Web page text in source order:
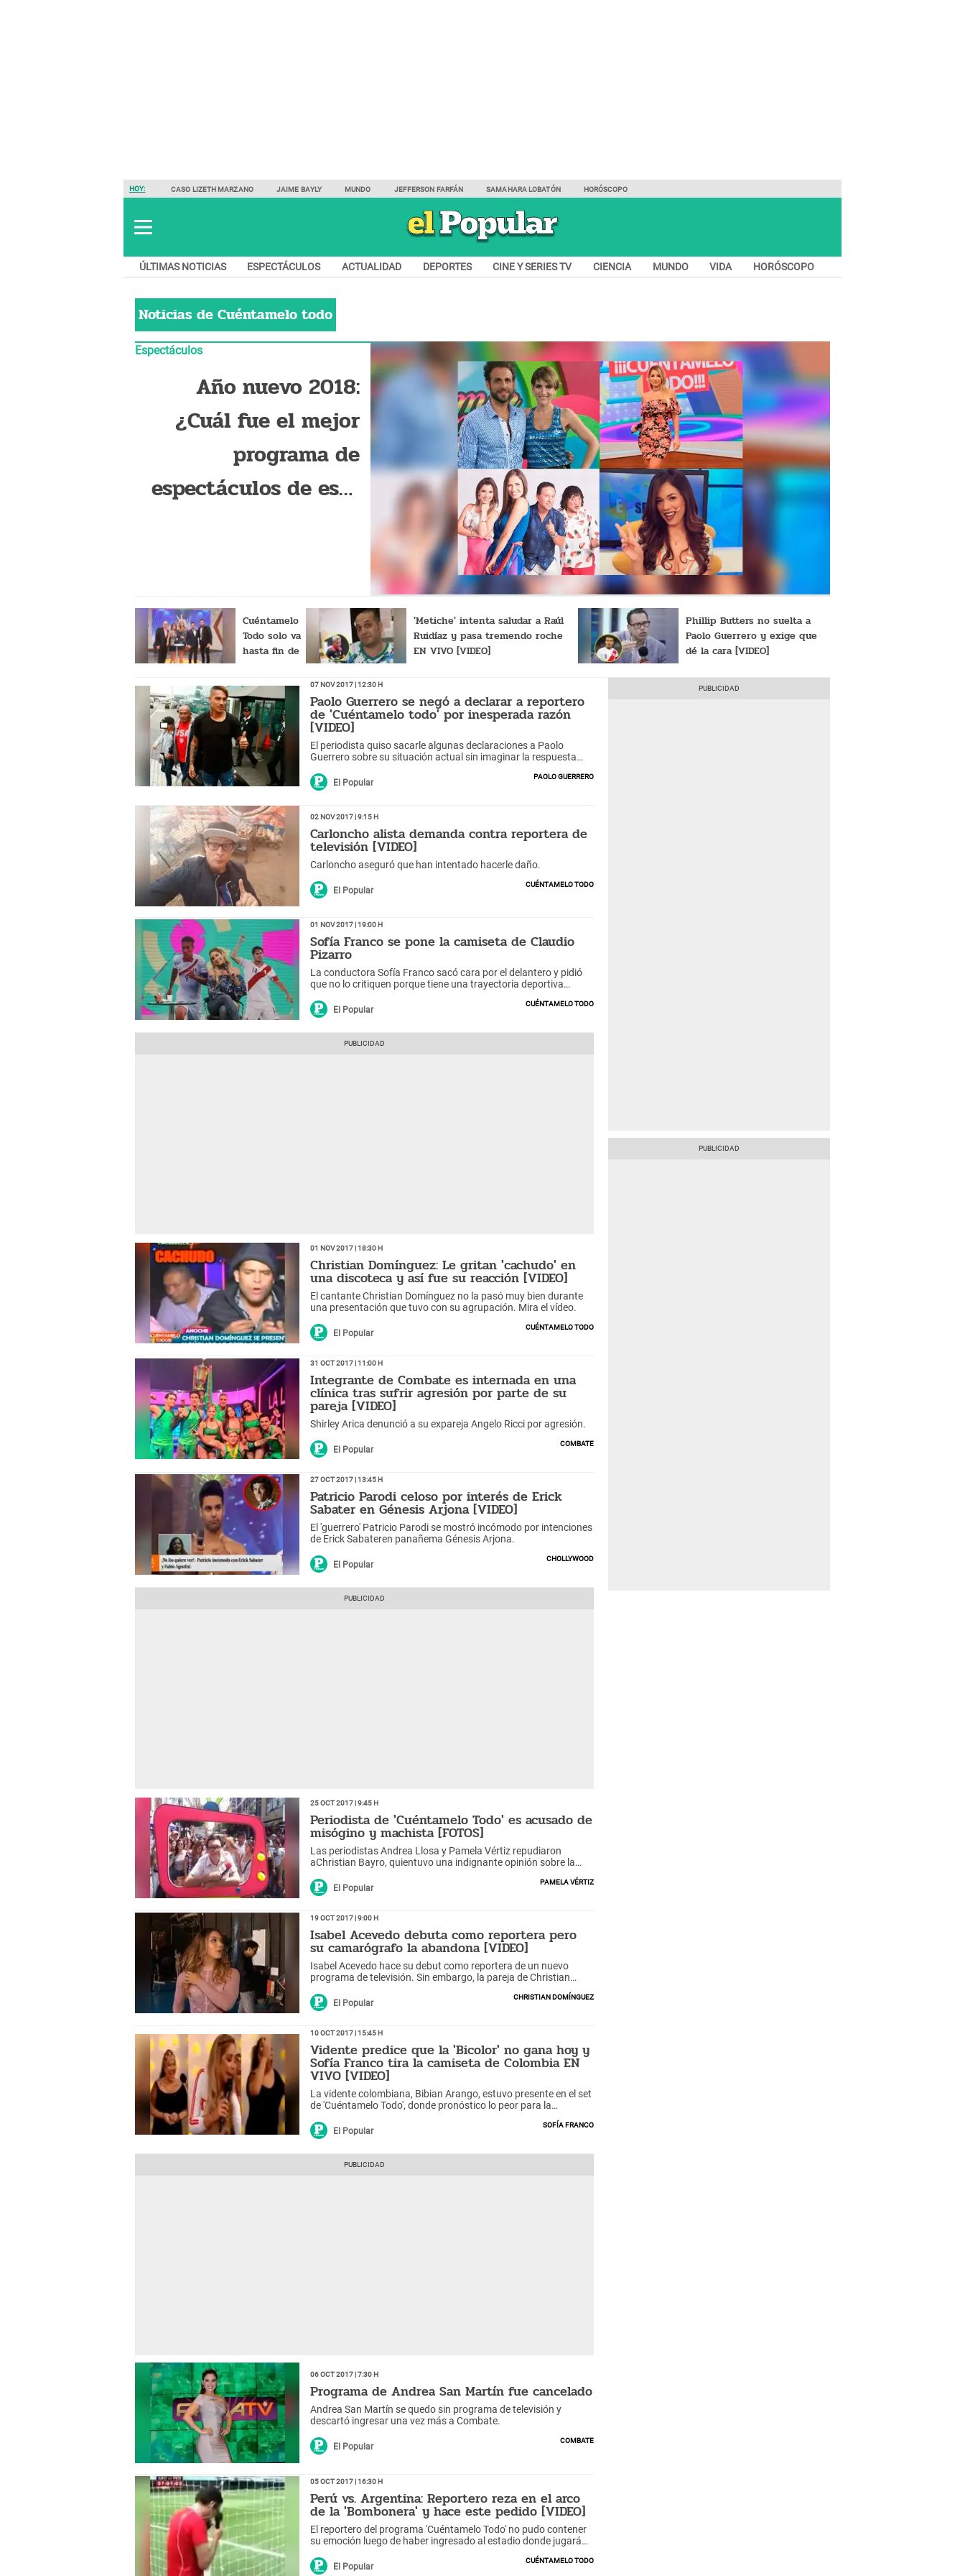
HOY: CASO LIZETH MARZANO JAIME BAYLY MUNDO JEFFERSON FARFÁN SAMAHARA LOBATÓN HORÓSCOPO
ÚLTIMAS NOTICIAS ESPECTÁCULOS ACTUALIDAD DEPORTES CINE Y SERIES TV CIENCIA MUNDO VIDA HORÓSCOPO
Noticias deCuéntamelo todo
Espectáculos
Año nuevo 2018:
¿Cuál fue el mejor
programa de
espectáculos de este
Cuéntamelo
Todo solo va
hasta fin de
'Metiche' intenta saludar a Raúl
Ruidíaz y pasa tremendo roche
EN VIVO [VIDEO]
Phillip Butters no suelta a
Paolo Guerrero y exige que
dé la cara [VIDEO]
07 Nov 2017 | 12:30 h
Paolo Guerrero se negó a declarar a reportero
de 'Cuéntamelo todo' por inesperada razón
[VIDEO]
El periodista quiso sacarle algunas declaraciones a Paolo
Guerrero sobre su situación actual sin imaginar la respuesta
El Popular
Paolo Guerrero
02 Nov 2017 | 9:15 h
Carloncho alista demanda contra reportera de
televisión [VIDEO]
Carloncho aseguró que han intentado hacerle daño.
El Popular
Cuéntamelo todo
01 Nov 2017 | 19:00 h
Sofía Franco se pone la camiseta de Claudio
Pizarro
La conductora Sofía Franco sacó cara por el delantero y pidió
que no lo critiquen porque tiene una trayectoria deportiva
El Popular
Cuéntamelo todo
01 Nov 2017 | 18:30 h
Christian Domínguez: Le gritan 'cachudo' en
una discoteca y así fue su reacción [VIDEO]
El cantante Christian Domínguez no la pasó muy bien durante
una presentación que tuvo con su agrupación. Mira el vídeo.
El Popular
Cuéntamelo todo
31 Oct 2017 | 11:00 h
Integrante de Combate es internada en una
clínica tras sufrir agresión por parte de su
pareja [VIDEO]
Shirley Arica denunció a su expareja Angelo Ricci por agresión.
El Popular
Combate
27 Oct 2017 | 13:45 h
Patricio Parodi celoso por interés de Erick
Sabater en Génesis Arjona [VIDEO]
El 'guerrero' Patricio Parodi se mostró incómodo por intenciones
de Erick Sabateren panañema Génesis Arjona.
El Popular
Chollywood
25 Oct 2017 | 9:45 h
Periodista de 'Cuéntamelo Todo' es acusado de
misógino y machista [FOTOS]
Las periodistas Andrea Llosa y Pamela Vértiz repudiaron
aChristian Bayro, quientuvo una indignante opinión sobre la
El Popular
Pamela Vértiz
19 Oct 2017 | 9:00 h
Isabel Acevedo debuta como reportera pero
su camarógrafo la abandona [VIDEO]
Isabel Acevedo hace su debut como reportera de un nuevo
programa de televisión. Sin embargo, la pareja de Christian
entrevista.
El Popular
Christian Domínguez
10 Oct 2017 | 15:45 h
Vidente predice que la 'Bicolor' no gana hoy y
Sofía Franco tira la camiseta de Colombia EN
VIVO [VIDEO]
La vidente colombiana, Bibian Arango, estuvo presente en el set
de 'Cuéntamelo Todo', donde pronóstico lo peor para la
El Popular
Sofía Franco
06 Oct 2017 | 7:30 h
Programa de Andrea San Martín fue cancelado
Andrea San Martín se quedo sin programa de televisión y
descartó ingresar una vez más a Combate.
El Popular
Combate
05 Oct 2017 | 16:30 h
Perú vs. Argentina: Reportero reza en el arco
de la 'Bombonera' y hace este pedido [VIDEO]
El reportero del programa 'Cuéntamelo Todo' no pudo contener
su emoción luego de haber ingresado al estadio donde jugará
El Popular
Cuéntamelo todo